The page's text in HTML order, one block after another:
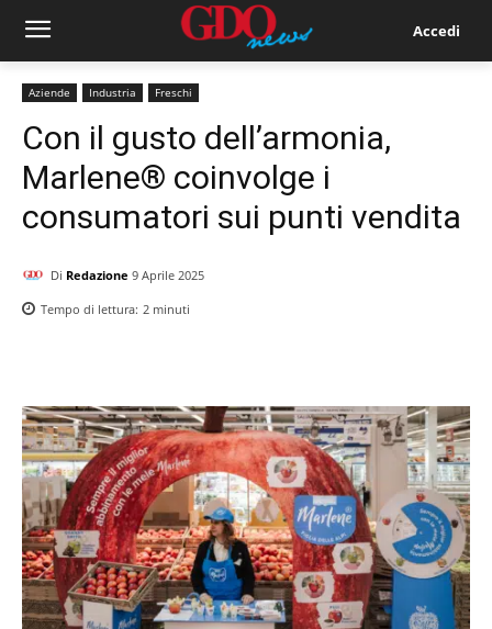
Accedi
Aziende Industria Freschi
Con il gusto dell’armonia,
Marlene® coinvolge i
consumatori sui punti vendita
Di Redazione 9 Aprile 2025
Tempo di lettura: 2 minuti